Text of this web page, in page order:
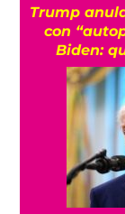
Trump
con
Biden: